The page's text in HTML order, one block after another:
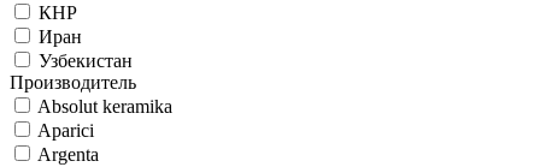
КНР
Иран
Узбекистан
Производитель
Absolut keramika
Aparici
Argenta